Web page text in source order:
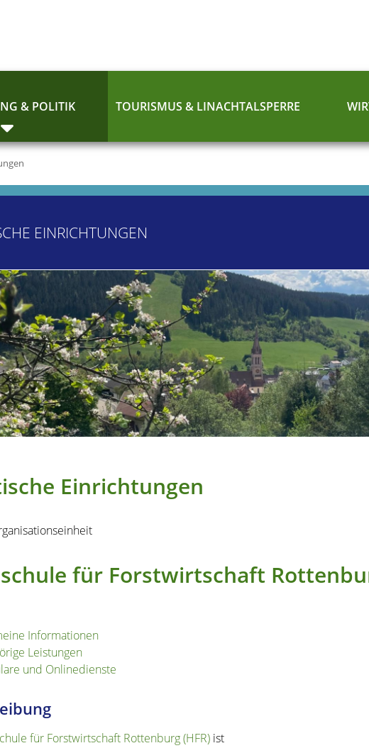
& POLITIK TOURISMUS & LINACHTALSPERRE
EINRICHTUNGEN
Einrichtungen
für Forstwirtschaft
Informationen
Leistungen
und Onlinedienste
für Forstwirtschaft Rottenburg (HFR)ist